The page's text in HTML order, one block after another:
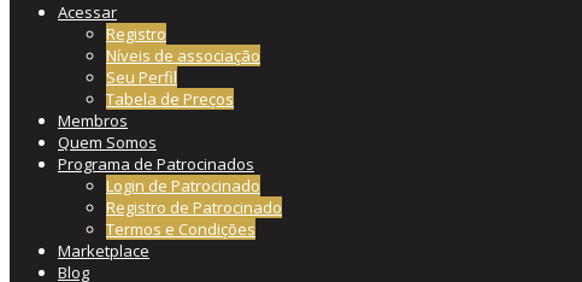
Acessar
Registro
Níveis de associação
Seu Perfil
Tabela de Preços
Membros
Quem Somos
Programa de Patrocinados
Login de Patrocinado
Registro de Patrocinado
Termos e Condições
Marketplace
Blog